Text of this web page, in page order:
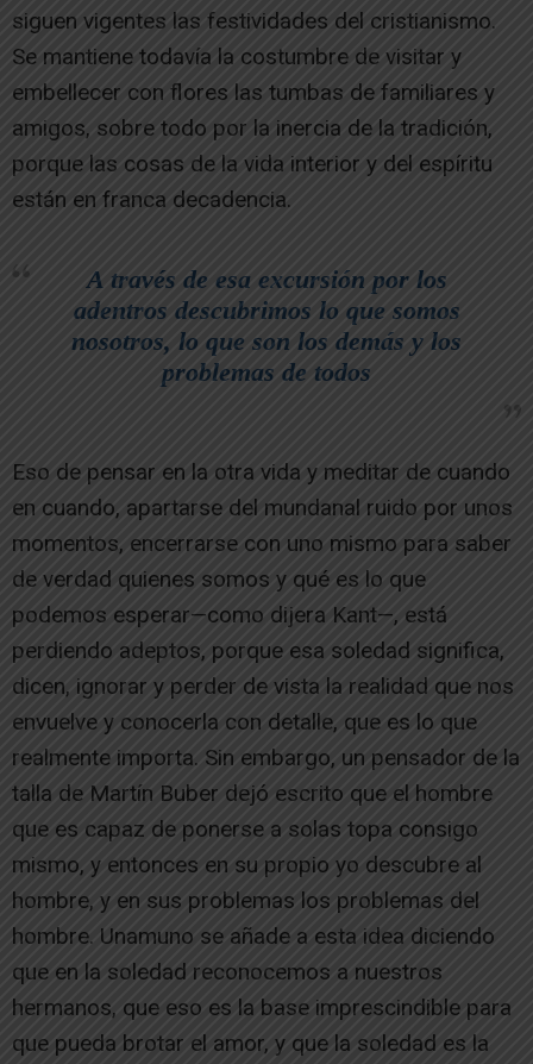
siguen vigentes las festividades del cristianismo.
Se mantiene todavía la costumbre de visitar y
embellecer con flores las tumbas de familiares y
amigos, sobre todo por la inercia de la tradición,
porque las cosas de la vida interior y del espíritu
están en franca decadencia.
A través de esa excursión por los
adentros descubrimos lo que somos
nosotros, lo que son los demás y los
problemas de todos
Eso de pensar en la otra vida y meditar de cuando
en cuando, apartarse del mundanal ruido por unos
momentos, encerrarse con uno mismo para saber
de verdad quienes somos y qué es lo que
podemos esperar—como dijera Kant—, está
perdiendo adeptos, porque esa soledad significa,
dicen, ignorar y perder de vista la realidad que nos
envuelve y conocerla con detalle, que es lo que
realmente importa. Sin embargo, un pensador de la
talla de Martín Buber dejó escrito que el hombre
que es capaz de ponerse a solas topa consigo
mismo, y entonces en su propio yo descubre al
hombre, y en sus problemas los problemas del
hombre. Unamuno se añade a esta idea diciendo
que en la soledad reconocemos a nuestros
hermanos, que eso es la base imprescindible para
que pueda brotar el amor, y que la soledad es la